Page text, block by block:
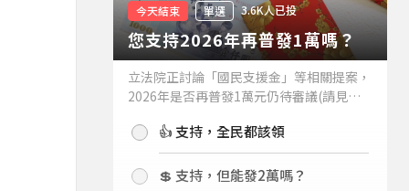
今天結束 單選 3.6K人已投
您支持2026年再普發1萬嗎？
立法院正討論「國民支援金」等相關提案，
2026年是否再普發1萬元仍待審議(請見下
持嗎？👍 支持，全民都該領
💲 支持，但能發2萬嗎？